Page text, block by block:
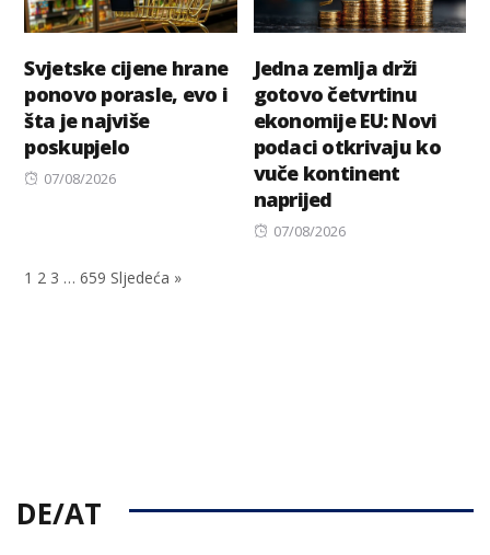
Svjetske cijene hrane
ponovo porasle, evo i
šta je najviše
poskupjelo
Posted
07/08/2026
Jedna zemlja drži
gotovo četvrtinu
ekonomije EU: Novi
podaci otkrivaju ko
vuče kontinent
naprijed
Posted
07/08/2026
1 2 3 … 659 Sljedeća »
DE/AT